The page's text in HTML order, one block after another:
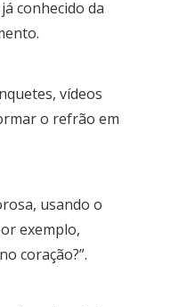
conhecido da
vídeos
o refrão em
usando o
exemplo,
coração?”.